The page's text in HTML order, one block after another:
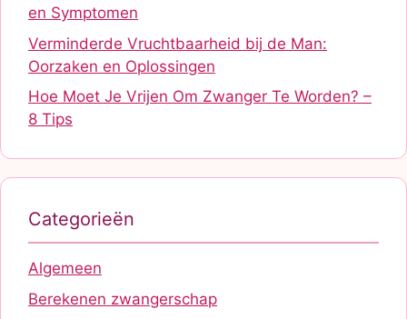
en Symptomen
Verminderde Vruchtbaarheid bij de Man:
Oorzaken en Oplossingen
Hoe Moet Je Vrijen Om Zwanger Te Worden? –
8 Tips
Categorieën
Algemeen
Berekenen zwangerschap